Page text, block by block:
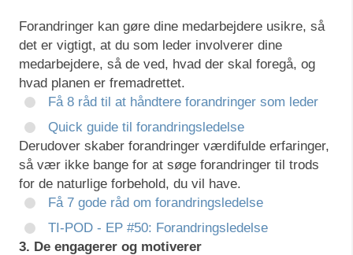
Forandringer kan gøre dine medarbejdere usikre, så
det er vigtigt, at du som leder involverer dine
medarbejdere, så de ved, hvad der skal foregå, og
hvad planen er fremadrettet.
Få 8 råd til at håndtere forandringer som leder
Quick guide til forandringsledelse
Derudover skaber forandringer værdifulde erfaringer,
så vær ikke bange for at søge forandringer til trods
for de naturlige forbehold, du vil have.
Få 7 gode råd om forandringsledelse
TI-POD - EP #50: Forandringsledelse
3. De engagerer og motiverer